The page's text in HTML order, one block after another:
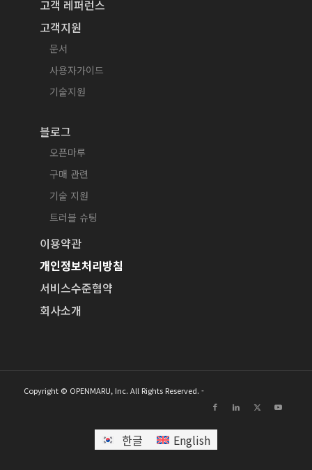
고객 레퍼런스
고객지원
문서
사용자가이드
기술지원
블로그
오픈마루
구매 관련
기술 지원
트러블 슈팅
이용약관
개인정보처리방침
서비스수준협약
회사소개
Copyright © OPENMARU, Inc. All Rights Reserved. -
한글 English